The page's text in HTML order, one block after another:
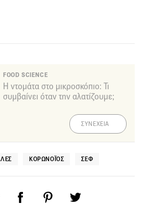
FOOD SCIENCE
Η ντομάτα στο μικροσκόπιο: Τι
συμβαίνει όταν την αλατίζουμε;
ΣΥΝΕΧΕΙΑ
ΚΟΡΩΝΟΪΌΣ ΣΕΦ